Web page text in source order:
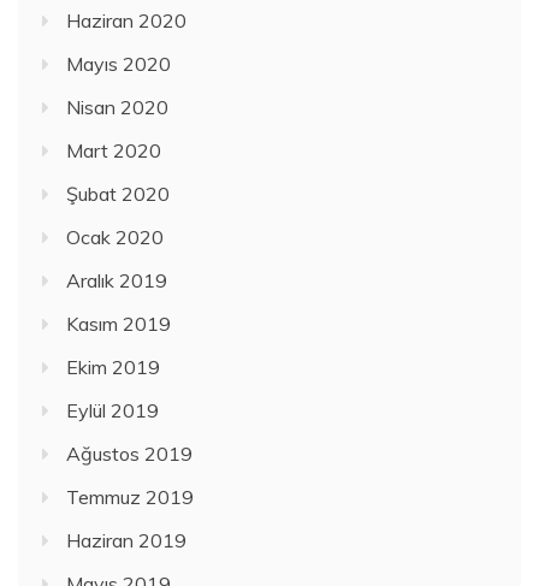
Haziran 2020
Mayıs 2020
Nisan 2020
Mart 2020
Şubat 2020
Ocak 2020
Aralık 2019
Kasım 2019
Ekim 2019
Eylül 2019
Ağustos 2019
Temmuz 2019
Haziran 2019